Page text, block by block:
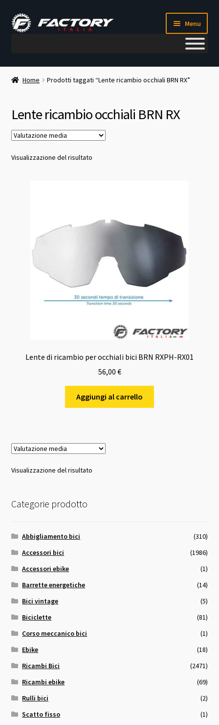
Vai
alla
Vai
al
Menu
Il mio account
Chi siamo
Home Prodotti taggati “Lente ricambio occhiali BRN RX”
Lente ricambio occhiali BRN RX
Visualizzazione del risultato
Lente di ricambio per occhiali bici BRN RXPH-RX01
56,00 €
Aggiungi al carrello
Visualizzazione del risultato
Categorie prodotto
Abbigliamento bici
(310)
Accessori bici
(1986)
Accessori ebike
(1)
Barrette energetiche
(14)
Bici vintage
(5)
Biciclette
(81)
Corso meccanico bici
(1)
Ebike
(18)
Ricambi Bici
(2471)
Ricambi ebike
(69)
Rulli bici
(2)
Scatto fisso
(1)